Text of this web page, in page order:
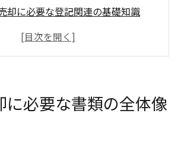
却に必要な登記関連の基礎知識
求められる本人確認書類の準備
で書類を揃える際の注意点
却書類の取得時に起こりやすい誤
に必要な書類の全体像